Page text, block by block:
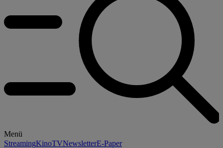
Menü
StreamingKinoTVNewsletterE-Paper